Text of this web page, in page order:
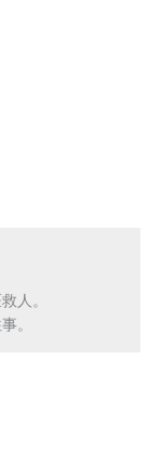
人。
。